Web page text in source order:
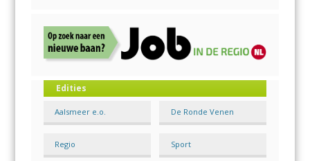
Edities
Aalsmeer e.o. De Ronde Venen
Regio Sport